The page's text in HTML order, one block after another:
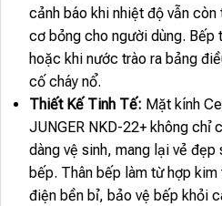
cảnh báo khi nhiệt độ vẫn
cơ bỏng cho người dùng. Bếp
hoặc khi nước trào ra bảng
cố cháy nổ.
Thiết Kế Tinh Tế: Mặt kính
JUNGER NKD-22+ không chỉ
dàng vệ sinh, mang lại vẻ
bếp. Thân bếp làm từ hợp
điện bền bỉ, bảo vệ bếp khỏi